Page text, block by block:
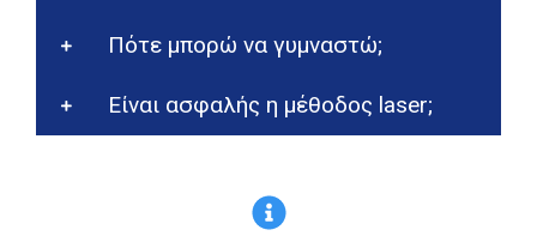
Πότε μπορώ να γυμναστώ;
Είναι ασφαλής η μέθοδος laser;